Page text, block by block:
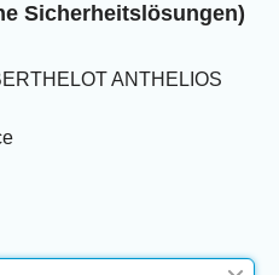
Sicherheitslösungen)
ANTHELIOS